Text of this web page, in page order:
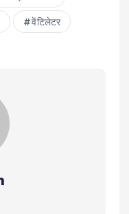
वेंटिलेटर